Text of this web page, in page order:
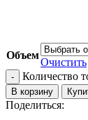
Объем
Очистить
Количество
В корзину
Поделиться: